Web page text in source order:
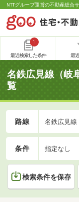
NTTグループ運営の不動産総合
1
最近検索した条件 最
名鉄広見線（岐
覧
路線 名鉄広見線
条件 指定なし
検索条件を保存